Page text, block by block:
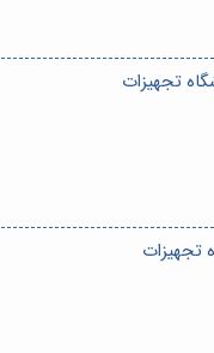
تجهیزات
تجهیزات